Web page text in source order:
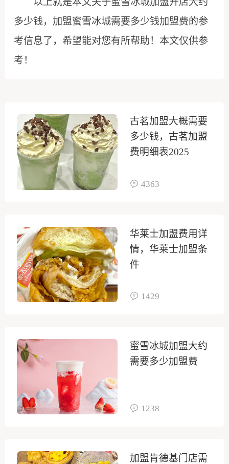
多少钱，加盟蜜雪冰城需要多少钱加盟费的参
考信息了，希望能对您有所帮助！本文仅供参
考！
古茗加盟大概需要
多少钱，古茗加盟
费明细表2025
4363
华莱士加盟费用详
情，华莱士加盟条
件
1429
蜜雪冰城加盟大约
需要多少加盟费
1238
加盟肯德基门店需